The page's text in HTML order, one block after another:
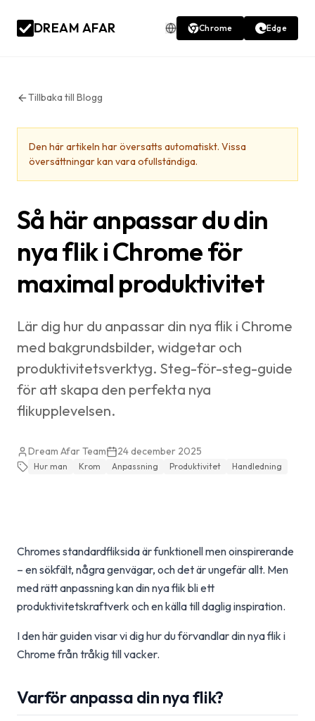
DREAM AFAR Chrome Edge
Tillbaka till Blogg
Den här artikeln har översatts automatiskt. Vissa
översättningar kan vara ofullständiga.
Så här anpassar du din
nya flik i Chrome för
maximal produktivitet
Lär dig hur du anpassar din nya flik i Chrome
med bakgrundsbilder, widgetar och
produktivitetsverktyg. Steg-för-steg-guide
för att skapa den perfekta nya
flikupplevelsen.
Dream Afar Team 24 december 2025
Hur man Krom Anpassning Produktivitet Handledning
Chromes standardfliksida är funktionell men oinspirerande
– en sökfält, några genvägar, och det är ungefär allt. Men
med rätt anpassning kan din nya flik bli ett
produktivitetskraftverk och en källa till daglig inspiration.
I den här guiden visar vi dig hur du förvandlar din nya flik i
Chrome från tråkig till vacker.
Varför anpassa din nya flik?